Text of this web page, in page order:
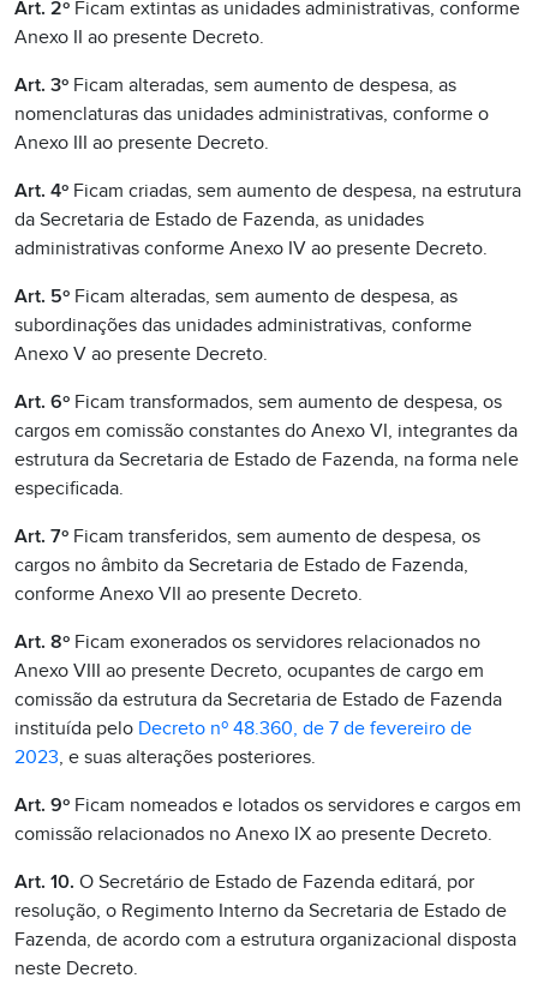
Art. 2º Ficam extintas as unidades administrativas, conforme
Anexo II ao presente Decreto.
Art. 3º Ficam alteradas, sem aumento de despesa, as
nomenclaturas das unidades administrativas, conforme o
Anexo III ao presente Decreto.
Art. 4º Ficam criadas, sem aumento de despesa, na estrutura
da Secretaria de Estado de Fazenda, as unidades
administrativas conforme Anexo IV ao presente Decreto.
Art. 5º Ficam alteradas, sem aumento de despesa, as
subordinações das unidades administrativas, conforme
Anexo V ao presente Decreto.
Art. 6º Ficam transformados, sem aumento de despesa, os
cargos em comissão constantes do Anexo VI, integrantes da
estrutura da Secretaria de Estado de Fazenda, na forma nele
especificada.
Art. 7º Ficam transferidos, sem aumento de despesa, os
cargos no âmbito da Secretaria de Estado de Fazenda,
conforme Anexo VII ao presente Decreto.
Art. 8º Ficam exonerados os servidores relacionados no
Anexo VIII ao presente Decreto, ocupantes de cargo em
comissão da estrutura da Secretaria de Estado de Fazenda
instituída pelo Decreto nº 48.360, de 7 de fevereiro de
2023, e suas alterações posteriores.
Art. 9º Ficam nomeados e lotados os servidores e cargos em
comissão relacionados no Anexo IX ao presente Decreto.
Art. 10. O Secretário de Estado de Fazenda editará, por
resolução, o Regimento Interno da Secretaria de Estado de
Fazenda, de acordo com a estrutura organizacional disposta
neste Decreto.